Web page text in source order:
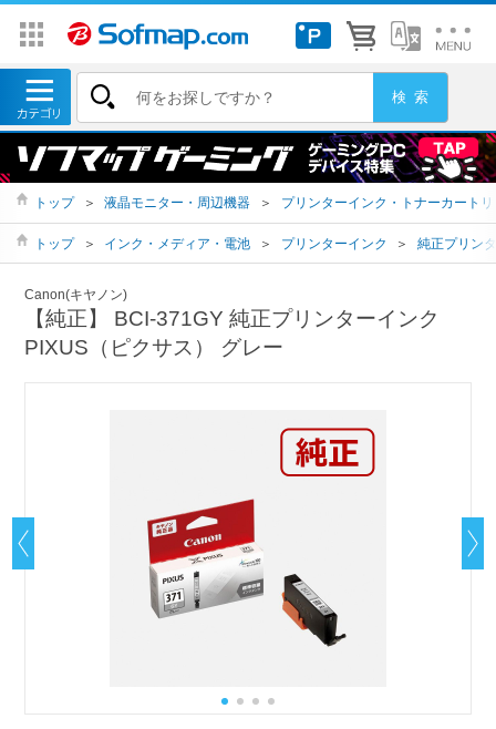
トップ ＞ 液晶モニター・周辺機器 ＞ プリンターインク・トナーカートリ
トップ ＞ インク・メディア・電池 ＞ プリンターインク ＞ 純正プリン
Canon(キヤノン)
【純正】 BCI-371GY 純正プリンターインク
PIXUS（ピクサス） グレー